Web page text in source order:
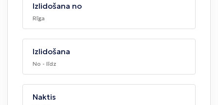
Izlidošana no
Rīga
Izlidošana
No - līdz
Naktis